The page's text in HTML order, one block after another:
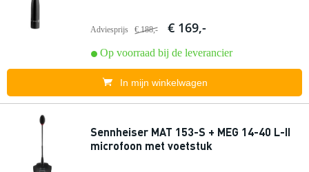
Adviesprijs € 188,- € 169,-
Op voorraad bij de leverancier
In mijn winkelwagen
Sennheiser MAT 153-S + MEG 14-40 L-II
microfoon met voetstuk